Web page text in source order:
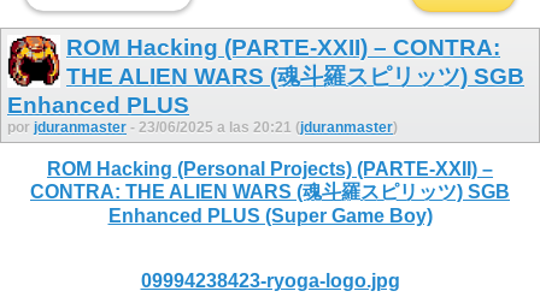
ROM Hacking (PARTE-XXII) – CONTRA:
THE ALIEN WARS (魂斗羅スピリッツ) SGB
Enhanced PLUS
por jduranmaster - 23/06/2025 a las 20:21 (jduranmaster)
ROM Hacking (Personal Projects) (PARTE-XXII) –
CONTRA: THE ALIEN WARS (魂斗羅スピリッツ) SGB
Enhanced PLUS (Super Game Boy)
09994238423-ryoga-logo.jpg